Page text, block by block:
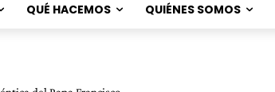
QUÉ HACEMOS QUIÉNES SOMOS